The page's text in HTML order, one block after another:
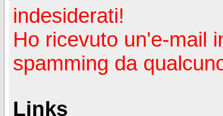
indesiderati!
Ho ricevuto un'e-mail
spamming da
Links